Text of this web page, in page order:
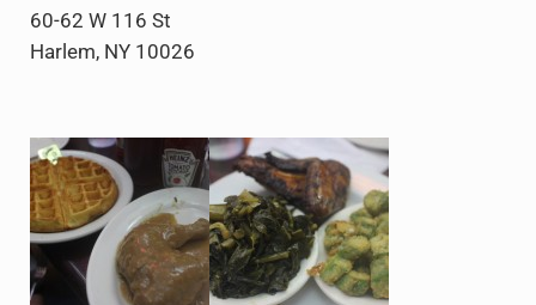
60-62 W 116 St
Harlem, NY 10026